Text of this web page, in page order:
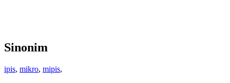
Sinonim
ipis, mikro, mipis,